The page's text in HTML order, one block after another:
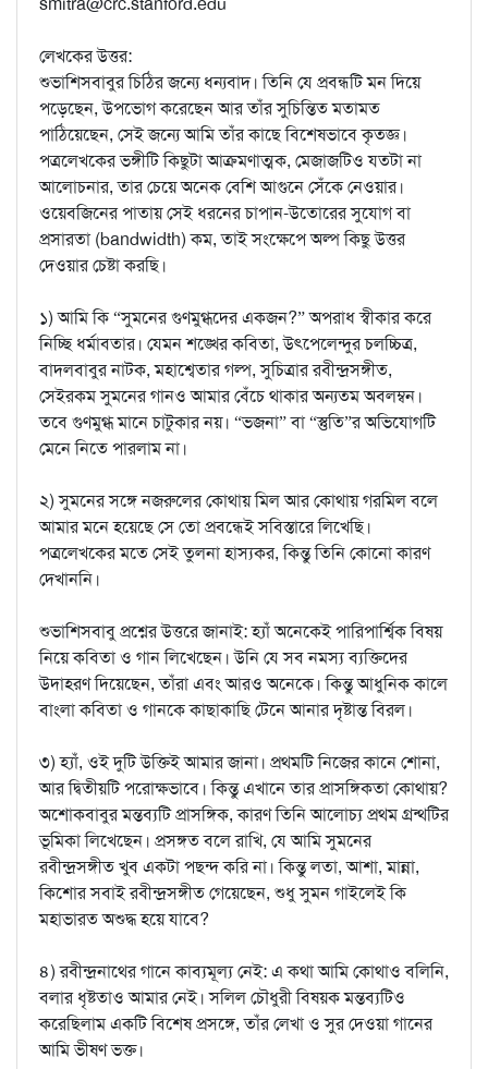
লেখকের উত্তর:
শুভাশিসবাবুর চিঠির জন্যে ধন্যবাদ। তিনি যে প্রবন্ধটি মন দিয়ে
পড়েছেন, উপভোগ করেছেন আর তাঁর সুচিন্তিত মতামত
পাঠিয়েছেন, সেই জন্যে আমি তাঁর কাছে বিশেষভাবে কৃতজ্ঞ।
পত্রলেখকের ভঙ্গীটি কিছুটা আক্রমণাত্মক, মেজাজটিও যতটা না
আলোচনার, তার চেয়ে অনেক বেশি আগুনে সেঁকে নেওয়ার।
ওয়েবজিনের পাতায় সেই ধরনের চাপান-উতোরের সুযোগ বা
প্রসারতা (bandwidth) কম, তাই সংক্ষেপে অল্প কিছু উত্তর
দেওয়ার চেষ্টা করছি।
১) আমি কি “সুমনের গুণমুগ্ধদের একজন?” অপরাধ স্বীকার করে
নিচ্ছি ধর্মাবতার। যেমন শঙ্খের কবিতা, উৎপেলেন্দুর চলচ্চিত্র,
বাদলবাবুর নাটক, মহাশ্বেতার গল্প, সুচিত্রার রবীন্দ্রসঙ্গীত,
সেইরকম সুমনের গানও আমার বেঁচে থাকার অন্যতম অবলম্বন।
তবে গুণমুগ্ধ মানে চাটুকার নয়। “ভজনা” বা “স্তুতি”র অভিযোগটি
মেনে নিতে পারলাম না।
২) সুমনের সঙ্গে নজরুলের কোথায় মিল আর কোথায় গরমিল বলে
আমার মনে হয়েছে সে তো প্রবন্ধেই সবিস্তারে লিখেছি।
পত্রলেখকের মতে সেই তুলনা হাস্যকর, কিন্তু তিনি কোনো কারণ
দেখাননি।
শুভাশিসবাবু প্রশ্নের উত্তরে জানাই: হ্যাঁ অনেকেই পারিপার্শ্বিক বিষয়
নিয়ে কবিতা ও গান লিখেছেন। উনি যে সব নমস্য ব্যক্তিদের
উদাহরণ দিয়েছেন, তাঁরা এবং আরও অনেকে। কিন্তু আধুনিক কালে
বাংলা কবিতা ও গানকে কাছাকাছি টেনে আনার দৃষ্টান্ত বিরল।
৩) হ্যাঁ, ওই দুটি উক্তিই আমার জানা। প্রথমটি নিজের কানে শোনা,
আর দ্বিতীয়টি পরোক্ষভাবে। কিন্তু এখানে তার প্রাসঙ্গিকতা কোথায়?
অশোকবাবুর মন্তব্যটি প্রাসঙ্গিক, কারণ তিনি আলোচ্য প্রথম গ্রন্থটির
ভূমিকা লিখেছেন। প্রসঙ্গত বলে রাখি, যে আমি সুমনের
রবীন্দ্রসঙ্গীত খুব একটা পছন্দ করি না। কিন্তু লতা, আশা, মান্না,
কিশোর সবাই রবীন্দ্রসঙ্গীত গেয়েছেন, শুধু সুমন গাইলেই কি
মহাভারত অশুদ্ধ হয়ে যাবে?
৪) রবীন্দ্রনাথের গানে কাব্যমূল্য নেই: এ কথা আমি কোথাও বলিনি,
বলার ধৃষ্টতাও আমার নেই। সলিল চৌধুরী বিষয়ক মন্তব্যটিও
করেছিলাম একটি বিশেষ প্রসঙ্গে, তাঁর লেখা ও সুর দেওয়া গানের
আমি ভীষণ ভক্ত।